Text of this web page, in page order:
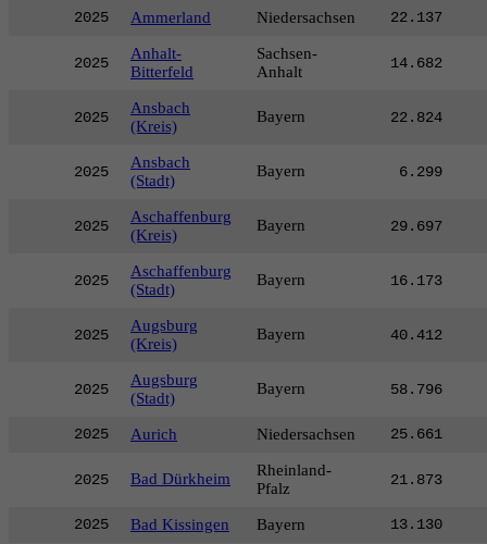
2025 Ammerland Niedersachsen 22.137
2025
Anhalt-
Bitterfeld
Sachsen-
Anhalt
14.682
2025
Ansbach
(Kreis)
Bayern 22.824
2025
Ansbach
(Stadt)
Bayern 6.299
2025
Aschaffenburg
(Kreis)
Bayern 29.697
2025
Aschaffenburg
(Stadt)
Bayern 16.173
2025
Augsburg
(Kreis)
Bayern 40.412
2025
Augsburg
(Stadt)
Bayern 58.796
2025 Aurich Niedersachsen 25.661
2025 Bad Dürkheim
Rheinland-
Pfalz
21.873
2025 Bad Kissingen Bayern 13.130